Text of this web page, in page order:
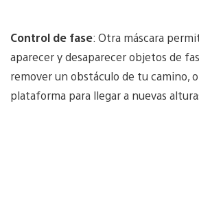
Control de fase: Otra máscara
aparecer y desaparecer objetos de
remover un obstáculo de tu camino,
plataforma para llegar a nuevas